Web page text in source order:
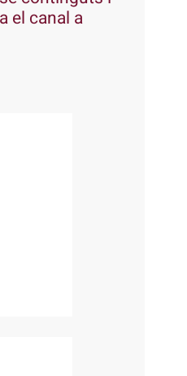
el canal a